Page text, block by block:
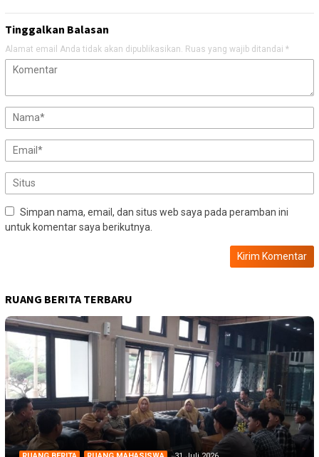
Tinggalkan Balasan
Alamat email Anda tidak akan dipublikasikan. Ruas yang wajib ditandai *
Simpan nama, email, dan situs web saya pada peramban ini
untuk komentar saya berikutnya.
RUANG BERITA TERBARU